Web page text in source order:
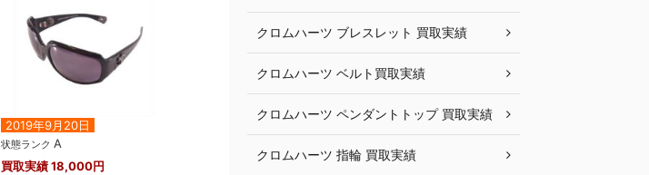
2019年9月20日
状態ランク A
買取実績18,000円
クロムハーツ ブレスレット 買取実績
クロムハーツ ベルト買取実績
クロムハーツ ペンダントトップ 買取実績
クロムハーツ 指輪 買取実績